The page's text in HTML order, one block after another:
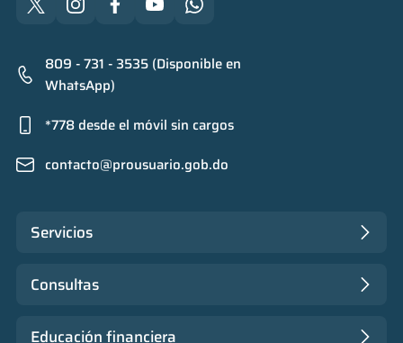
809 - 731 - 3535 (Disponible en
WhatsApp)
*778 desde el móvil sin cargos
contacto@prousuario.gob.do
Servicios
Consultas
Educación financiera